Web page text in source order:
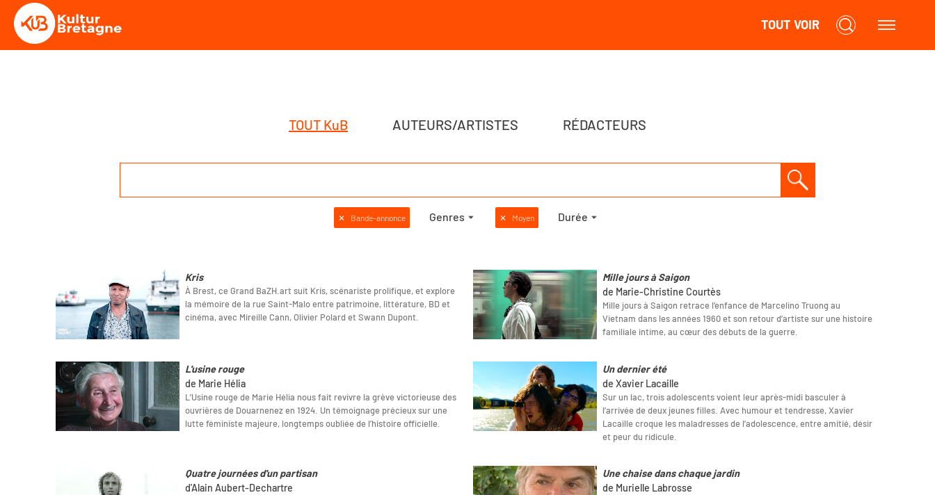
TOUT VOIR
TOUT KuB AUTEURS/ARTISTES RÉDACTEURS
✕ Bande-annonce Genres ✕ Moyen Durée
Kris
À Brest, ce Grand BaZH.art suit Kris, scénariste prolifique, et explore
la mémoire de la rue Saint-Malo entre patrimoine, littérature, BD et
cinéma, avec Mireille Cann, Olivier Polard et Swann Dupont.
Mille jours à Saigon
de Marie-Christine Courtès
Mille jours à Saigon retrace l’enfance de Marcelino Truong au
Vietnam dans les années 1960 et son retour d’artiste sur une histoire
familiale intime, au cœur des débuts de la guerre.
L'usine rouge
de Marie Hélia
L’Usine rouge de Marie Hélia nous fait revivre la grève victorieuse des
ouvrières de Douarnenez en 1924. Un témoignage précieux sur une
lutte féministe majeure, longtemps oubliée de l’histoire officielle.
Un dernier été
de Xavier Lacaille
Sur un lac, trois adolescents voient leur après-midi basculer à
l’arrivée de deux jeunes filles. Avec humour et tendresse, Xavier
Lacaille croque les maladresses de l’adolescence, entre amitié, désir
et peur du ridicule.
Quatre journées d'un partisan
d'Alain Aubert-Dechartre
Une chaise dans chaque jardin
de Murielle Labrosse